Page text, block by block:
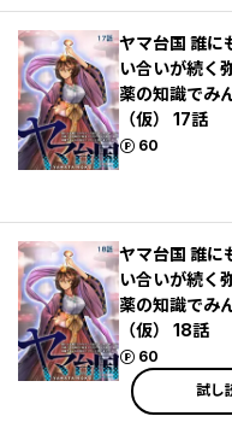
ヤマ台国 誰に
い合いが続く
薬の知識でみ
（仮） 17話
60
ポイント
ヤマ台国 誰に
い合いが続く
薬の知識でみ
（仮） 18話
60
ポイント
試し